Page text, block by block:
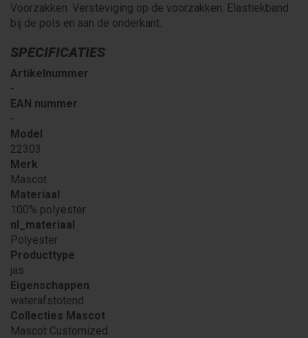
Voorzakken. Versteviging op de voorzakken. Elastiekband
bij de pols en aan de onderkant.
SPECIFICATIES
Artikelnummer
-
EAN nummer
-
Model
22303
Merk
Mascot
Materiaal
100% polyester
nl_materiaal
Polyester
Producttype
jas
Eigenschappen
waterafstotend
Collecties Mascot
Mascot Customized